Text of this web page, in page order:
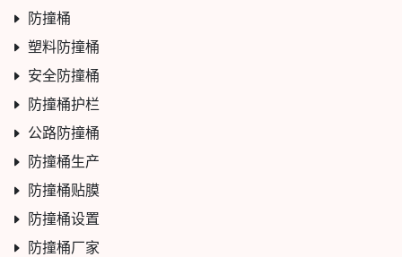
防撞桶
塑料防撞桶
安全防撞桶
防撞桶护栏
公路防撞桶
防撞桶生产
防撞桶贴膜
防撞桶设置
防撞桶厂家